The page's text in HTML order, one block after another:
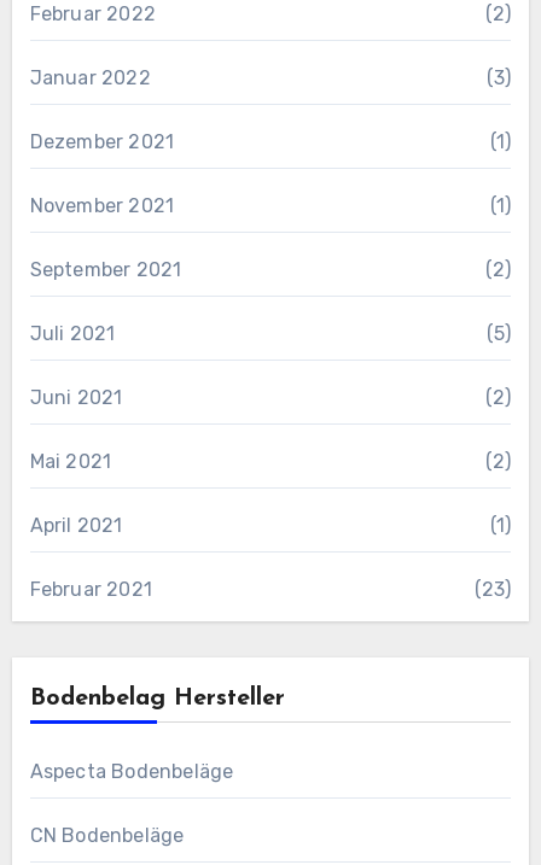
Februar 2022 (2)
Januar 2022 (3)
Dezember 2021 (1)
November 2021 (1)
September 2021 (2)
Juli 2021 (5)
Juni 2021 (2)
Mai 2021 (2)
April 2021 (1)
Februar 2021 (23)
Bodenbelag Hersteller
Aspecta Bodenbeläge
CN Bodenbeläge